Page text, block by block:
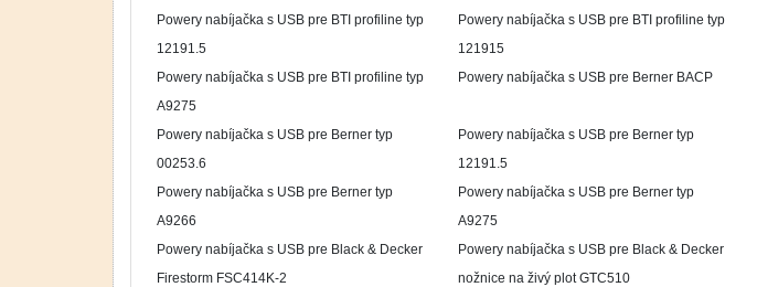
Powery nabíjačka s USB pre BTI profiline typ
12191.5
Powery nabíjačka s USB pre BTI profiline typ
121915
Powery nabíjačka s USB pre BTI profiline typ
A9275
Powery nabíjačka s USB pre Berner BACP
Powery nabíjačka s USB pre Berner typ
00253.6
Powery nabíjačka s USB pre Berner typ
12191.5
Powery nabíjačka s USB pre Berner typ
A9266
Powery nabíjačka s USB pre Berner typ
A9275
Powery nabíjačka s USB pre Black & Decker
Firestorm FSC414K-2
Powery nabíjačka s USB pre Black & Decker
nožnice na živý plot GTC510